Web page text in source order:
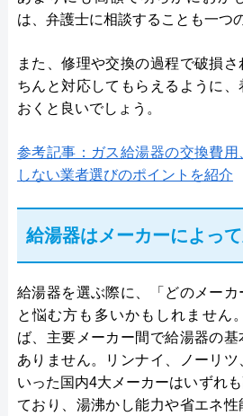
は、弁護士に相談することも一つ
また、修理や交換の過程で破損
ちんと対応してもらえるように
おくと良いでしょう。
参考記事：ガス給湯器の交換費
しない業者選びのポイントを紹介
給湯器はメーカーによっ
給湯器を選ぶ際に、「どのメーカ
と悩む方も多いかもしれません
ば、主要メーカー間で給湯器の
ありません。リンナイ、ノーリ
いった国内4大メーカーはいずれ
ており、湯沸かし能力や省エネ